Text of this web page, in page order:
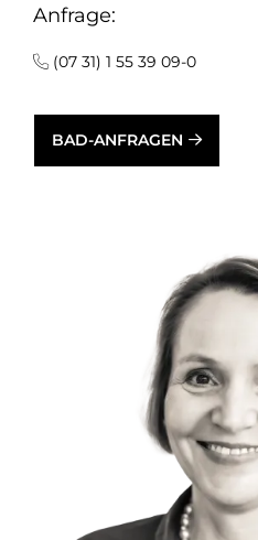
Anfrage:
(07 31) 1 55 39 09-0
BAD-ANFRAGEN